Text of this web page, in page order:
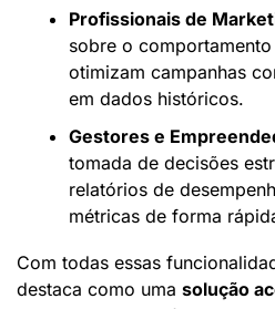
Profissionais de
sobre o
otimizam campanhas
em dados históricos.
Gestores e
tomada de decisões
relatórios de
métricas de forma
Com todas essas
destaca como uma solução